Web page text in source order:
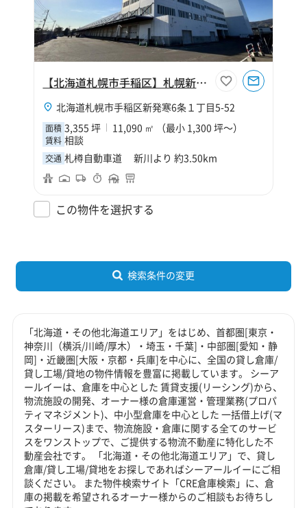
【北海道札幌市手稲区】札幌新発寒物流センター
北海道札幌市手稲区新発寒6条１丁目5-52
面積 3,355 坪 11,090 ㎡ （最小 1,300 坪～）
賃料 相談
交通 札樽自動車道 新川より 約3.50km
この物件を選択する
検索条件の変更
「北海道・その他北海道エリア」をはじめ、首都圏[東京・
神奈川（横浜/川崎/厚木）・埼玉・千葉]・中部圏[愛知・静
岡]・近畿圏[大阪・京都・兵庫]を中心に、全国の貸し倉庫/
貸し工場/貸地の物件情報を豊富に掲載しています。 シーア
ールイーは、倉庫を中心とした 賃貸支援(リーシング)から、
物流施設の開発、オーナー様の倉庫運営・管理業務(プロパ
ティマネジメント)、中小型倉庫を中心とした 一括借上げ(マ
スターリース)まで、物流施設・倉庫に関する全てのサービ
スをワンストップで、ご提供する物流不動産に特化した不
動産会社です。 「北海道・その他北海道エリア」で、貸し
倉庫/貸し工場/貸地をお探しであればシーアールイーにご相
談ください。 また物件検索サイト「CRE倉庫検索」に、倉
庫の掲載を希望されるオーナー様からのご相談もお待ちし